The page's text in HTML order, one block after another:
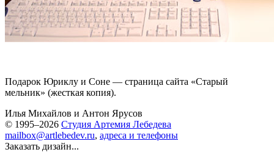
Подарок Юриклу и Соне — страница сайта «Старый
мельник» (жесткая копия).
Илья Михайлов и Антон Ярусов
© 1995–2026 Студия Артемия Лебедева
mailbox@artlebedev.ru, адреса и телефоны
Заказать дизайн...